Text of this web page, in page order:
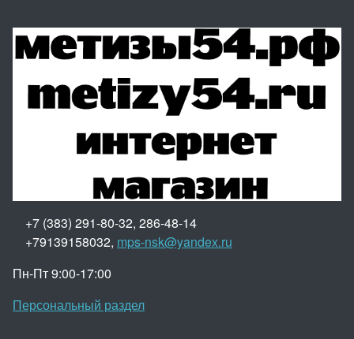
+7 (383) 291-80-32, 286-48-14
+79139158032, mps-nsk@yandex.ru
Пн-Пт 9:00-17:00
Персональный раздел